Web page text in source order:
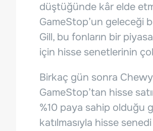
düştüğünde kâr elde
GameStop’un geleceği
Gill, bu fonların bir
için hisse senetlerinin
Birkaç gün sonra
GameStop’tan hisse
%10 paya sahip olduğu
katılmasıyla hisse